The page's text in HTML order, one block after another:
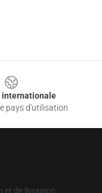
internationale
pays d'utilisation
et de livraison